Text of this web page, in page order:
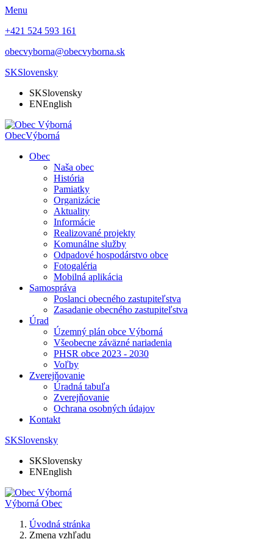
Menu
+421 524 593 161
obecvyborna@obecvyborna.sk
SKSlovensky
SKSlovensky
ENEnglish
ObecVýborná
Obec
Naša obec
História
Pamiatky
Organizácie
Aktuality
Informácie
Realizované projekty
Komunálne služby
Odpadové hospodárstvo obce
Fotogaléria
Mobilná aplikácia
Samospráva
Poslanci obecného zastupiteľstva
Zasadanie obecného zastupiteľstva
Úrad
Územný plán obce Výborná
Všeobecne záväzné nariadenia
PHSR obce 2023 - 2030
Voľby
Zverejňovanie
Úradná tabuľa
Zverejňovanie
Ochrana osobných údajov
Kontakt
SKSlovensky
SKSlovensky
ENEnglish
Výborná Obec
Úvodná stránka
Zmena vzhľadu